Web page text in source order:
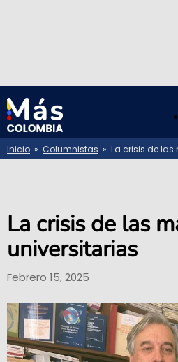
Inicio » Columnistas » La crisis de
La crisis de las
universitarias
Febrero 15, 2025